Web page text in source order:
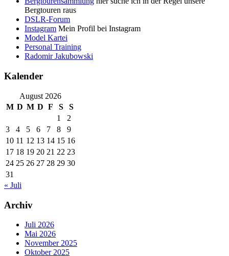
Bergtouren raus
DSLR-Forum
Instagram Mein Profil bei Instagram
Model Kartei
Personal Training
Radomir Jakubowski
Kalender
August 2026
M D M D F S
S
1
2
3
4 5 6 7 8
9
10 11 12 13 14 15 16
17 18 19 20 21 22 23
24 25 26 27 28 29 30
31
« Juli
Archiv
Juli 2026
Mai 2026
November 2025
Oktober 2025